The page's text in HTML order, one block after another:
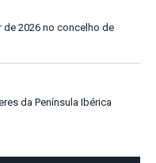
de 2026 no concelho de
da Península Ibérica